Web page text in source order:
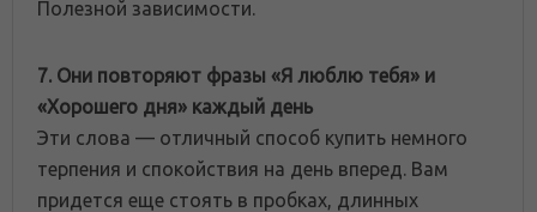
Полезной зависимости.
7. Они повторяют фразы «Я люблю тебя» и
«Хорошего дня» каждый день
Эти слова — отличный способ купить немного
терпения и спокойствия на день вперед. Вам
придется еще стоять в пробках, длинных